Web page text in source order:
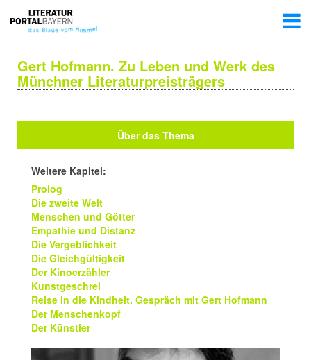
Gert Hofmann. Zu Leben und Werk des
Münchner Literaturpreisträgers
Über das Thema
Weitere Kapitel:
Prolog
Die zweite Welt
Menschen und Götter
Empathie und Distanz
Die Vergeblichkeit
Die Gleichgültigkeit
Der Kinoerzähler
Kunstgeschrei
Reise in die Kindheit. Gespräch mit Gert Hofmann
Der Menschenkopf
Der Künstler